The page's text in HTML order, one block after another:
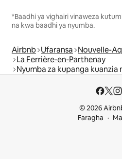
*Baadhi ya vighairi vinaweza
na kwa baadhi ya nyumba.
Airbnb Ufaransa Nouvelle-
La Ferrière-en-Parthenay
Nyumba za kupanga kuanzia
© 2026
Faragha